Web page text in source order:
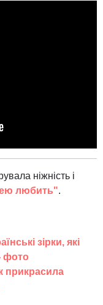
ніжність і
любить".
зірки, які
фото
прикрасила